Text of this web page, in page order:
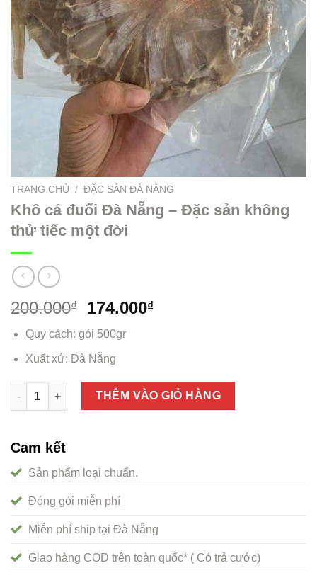
TRANG CHỦ / ĐẶC SẢN ĐÀ NẴNG
Khô cá đuối Đà Nẵng – Đặc sản không
thử tiếc một đời
200.000₫ 174.000₫
Quy cách: gói 500gr
Xuất xứ: Đà Nẵng
Khô cá đuối Đà Nẵng - Đặc sản không thử tiếc một đời số
THÊM VÀO GIỎ HÀNG
Cam kết
Sản phẩm loại chuẩn.
Đóng gói miễn phí
Miễn phí ship tại Đà Nẵng
Giao hàng COD trên toàn quốc* ( Có trả cước)